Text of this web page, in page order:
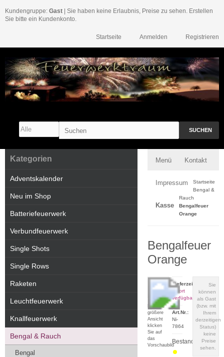
Kundengruppe: Gast | Sie haben keine Erlaubnis, Preise zu sehen. Erstellen
Sie bitte ein Kundenkonto.
Registrieren
Anmelden
Startseite
SUCHEN
Menü Kontakt
Impressum
Kasse
Startseite
Bengal &
Rauch
Bengalfeuer
Orange
Bengalfeuer
Orange
Für eine
größere
Ansicht
klicken
Sie auf
das
Vorschaubild
Sie
können
als Gast
(bzw. mit
Ihrem
derzeitigen
Status)
keine
Preise
sehen.
Lieferzeit:
sofort
verfügbar
Art.Nr.:
Ni-
7864
Bestand:
Kategorien
Adventskalender
Neu im Shop
Batteriefeuerwerk
Verbundfeuerwerk
Single Shots
Single Rows
Raketen
Leuchtfeuerwerk
Knallfeuerwerk
Bengal & Rauch
Bengal